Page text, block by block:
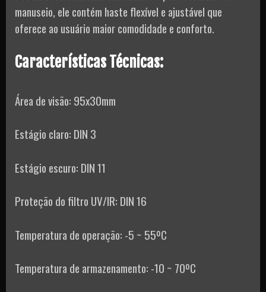
manuseio, ele contém haste flexível e ajustável que
oferece ao usuário maior comodidade e conforto.
Características Técnicas:
Área de visão: 95x30mm
Estágio claro: DIN 3
Estágio escuro: DIN 11
Proteção do filtro UV/IR: DIN 16
Temperatura de operação: -5 ~ 55ºC
Temperatura de armazenamento: -10 ~ 70ºC